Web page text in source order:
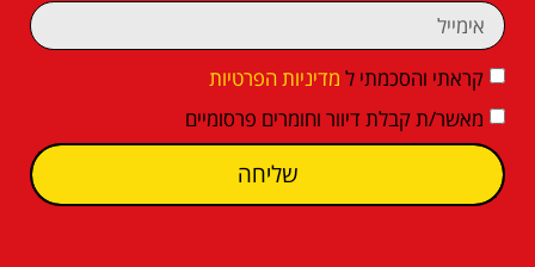
קראתי והסכמתי ל מדיניות הפרטיות
מאשר/ת קבלת דיוור וחומרים פרסומיים
שליחה